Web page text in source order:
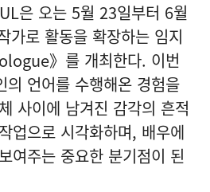
은 오는 5월 23일부터 6월
가로 활동을 확장하는 임지
》를 개최한다. 이번
의 언어를 수행해온 경험을
사이에 남겨진 감각의 흔적
업으로 시각화하며, 배우에
여주는 중요한 분기점이 된